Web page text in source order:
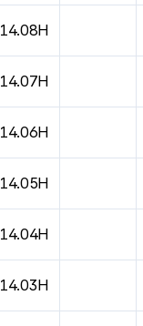
14.08H
14.07H
14.06H
14.05H
14.04H
14.03H